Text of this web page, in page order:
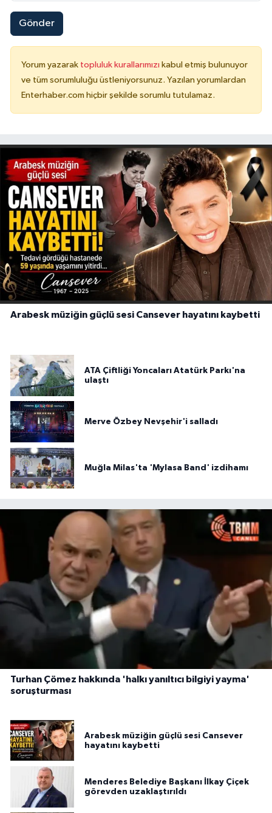
Gönder
Yorum yazarak topluluk kurallarımızı kabul etmiş bulunuyor
ve tüm sorumluluğu üstleniyorsunuz. Yazılan yorumlardan
Enterhaber.com hiçbir şekilde sorumlu tutulamaz.
Arabesk müziğin güçlü sesi Cansever hayatını kaybetti
ATA Çiftliği Yoncaları Atatürk Parkı'na
ulaştı
Merve Özbey Nevşehir'i salladı
Muğla Milas'ta 'Mylasa Band' izdihamı
Turhan Çömez hakkında 'halkı yanıltıcı bilgiyi yayma'
soruşturması
Arabesk müziğin güçlü sesi Cansever
hayatını kaybetti
Menderes Belediye Başkanı İlkay Çiçek
görevden uzaklaştırıldı